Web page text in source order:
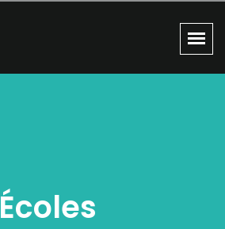
Écoles